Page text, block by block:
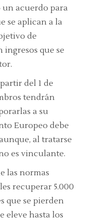
un acuerdo para
se aplican a la
de
que se
del 1 de
tendrán
a su
Europeo debe
al tratarse
es vinculante.
las normas
recuperar 5.000
que se pierden
eleve hasta los